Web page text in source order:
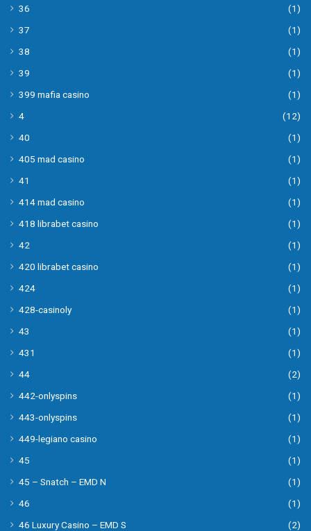
36
(1)
37
(1)
38
(1)
39
(1)
399 mafia casino
(1)
4
(12)
40
(1)
405 mad casino
(1)
41
(1)
414 mad casino
(1)
418 librabet casino
(1)
42
(1)
420 librabet casino
(1)
424
(1)
428-casinoly
(1)
43
(1)
431
(1)
44
(2)
442-onlyspins
(1)
443-onlyspins
(1)
449-legiano casino
(1)
45
(1)
45 – Snatch – EMD N
(1)
46
(1)
46 Luxury Casino – EMD S
(2)